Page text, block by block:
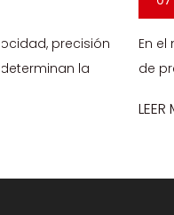
En el mundo de la
de precisión, la
componentes